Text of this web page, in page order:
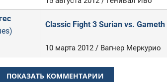
Classic Fight 3 Surian vs. Gameth
10 марта 2012 / Вагнер Меркурио
ПОКАЗАТЬ КОММЕНТАРИИ